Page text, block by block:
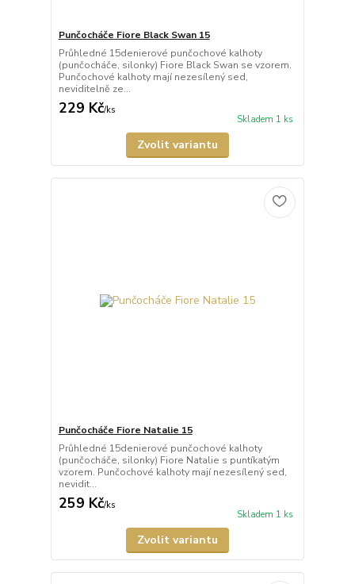
Punčocháče Fiore Black Swan 15
Průhledné 15denierové punčochové kalhoty
(punčocháče, silonky) Fiore Black Swan se vzorem.
Punčochové kalhoty mají nezesílený sed,
neviditelně ze...
229 Kč/ks
Skladem 1 ks
Zvolit variantu
Punčocháče Fiore Natalie 15
Průhledné 15denierové punčochové kalhoty
(punčocháče, silonky) Fiore Natalie s puntíkatým
vzorem. Punčochové kalhoty mají nezesílený sed,
nevidit...
259 Kč/ks
Skladem 1 ks
Zvolit variantu